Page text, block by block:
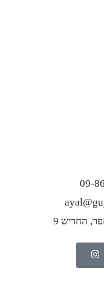
09-
החריש 9